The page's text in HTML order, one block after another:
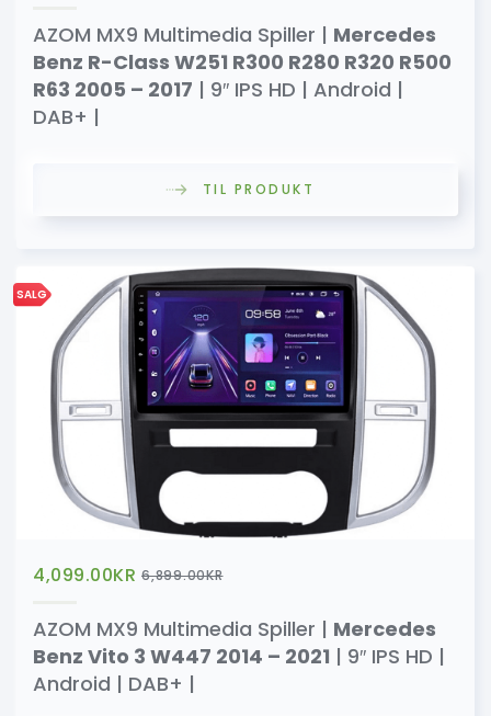
AZOM MX9 Multimedia Spiller | Mercedes
Benz R-Class W251 R300 R280 R320 R500
R63 2005 – 2017 | 9″ IPS HD | Android |
DAB+ |
TIL PRODUKT
SALG
4,099.00KR 6,899.00KR
AZOM MX9 Multimedia Spiller | Mercedes
Benz Vito 3 W447 2014 – 2021 | 9″ IPS HD |
Android | DAB+ |